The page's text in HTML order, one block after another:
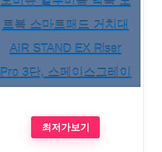
트북 스마트패드 거치대
AIR STAND EX Riser
Pro 3단, 스페이스그레이
최저가보기